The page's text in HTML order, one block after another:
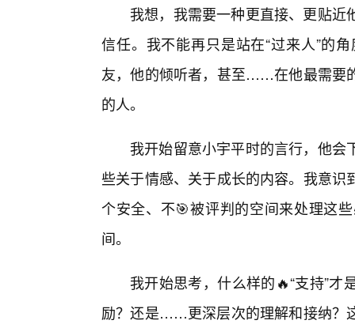
我想，我需要一种更直接、更贴
信任。我不能再只是站在“过来人”的
友，他的倾听者，甚至……在他最需要
的人。
我开始留意小宇平时的言行，他
些关于情感、关于成长的内容。我意
个安全、不🎯被评判的空间来处理这
间。
我开始思考，什么样的🔥“支持”
励？还是……更深层次的理解和接纳？